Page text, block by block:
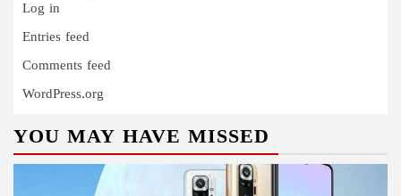
Log in
Entries feed
Comments feed
WordPress.org
YOU MAY HAVE MISSED